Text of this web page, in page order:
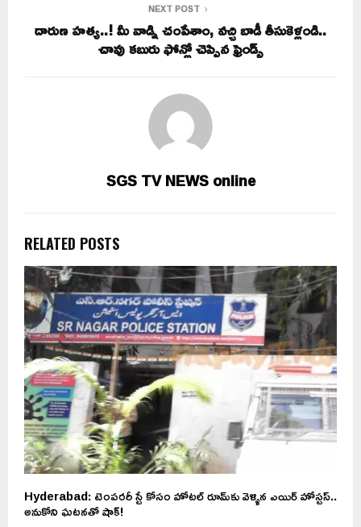
NEXT POST
దారుణ హత్య..! మీ వాడ్ని చంపేశాం, వచ్చి బాడీ తీసుకెళ్లండి..
చావు కబురు ఫోన్లో చెప్పిన ఫ్రెండ్స్
SGS TV NEWS online
RELATED POSTS
Hyderabad: టెంపరరీ స్టే కోసం హోటల్ రూమ్‌కు వెళ్ళిన ఎయిర్ హోస్టస్‌..
అనుకోని ఘటనతో షాక్!